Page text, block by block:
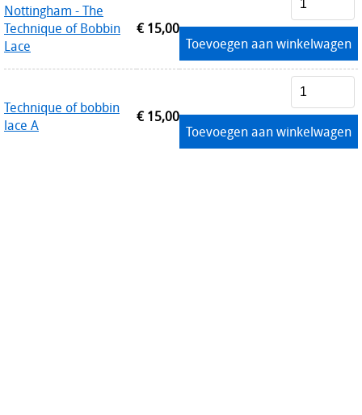
Nottingham - The
Technique of Bobbin
Lace
€ 15,00
Toevoegen aan winkelwagen
Technique of bobbin
lace A
€ 15,00
Toevoegen aan winkelwagen